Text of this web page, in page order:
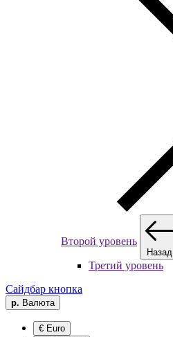
Второй уровень
Назад
Третий уровень
Сайдбар кнопка
р. Валюта
€ Euro